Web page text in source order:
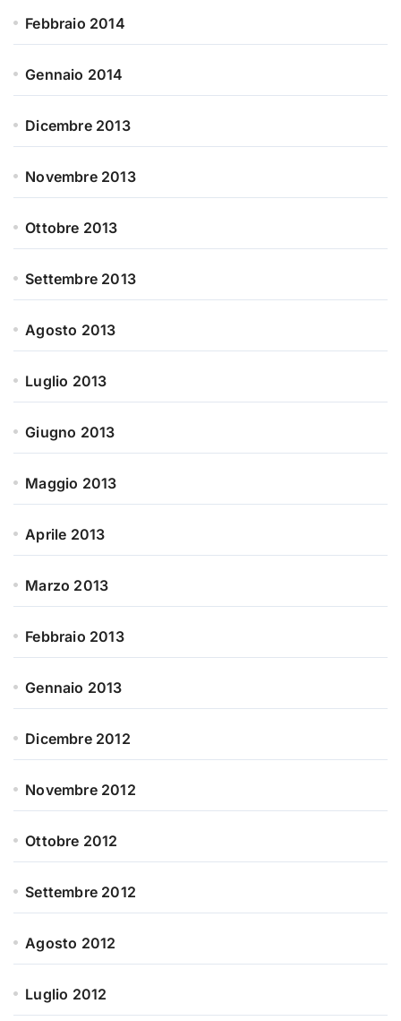
Febbraio 2014
Gennaio 2014
Dicembre 2013
Novembre 2013
Ottobre 2013
Settembre 2013
Agosto 2013
Luglio 2013
Giugno 2013
Maggio 2013
Aprile 2013
Marzo 2013
Febbraio 2013
Gennaio 2013
Dicembre 2012
Novembre 2012
Ottobre 2012
Settembre 2012
Agosto 2012
Luglio 2012